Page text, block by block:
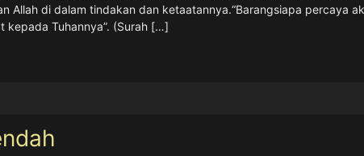
percaya akan pertemuan Tuhannya hendaklah